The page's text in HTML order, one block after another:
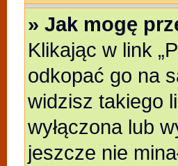
» Jak mogę
Klikając w link
odkopać go na
widzisz takiego
wyłączona lub
jeszcze nie